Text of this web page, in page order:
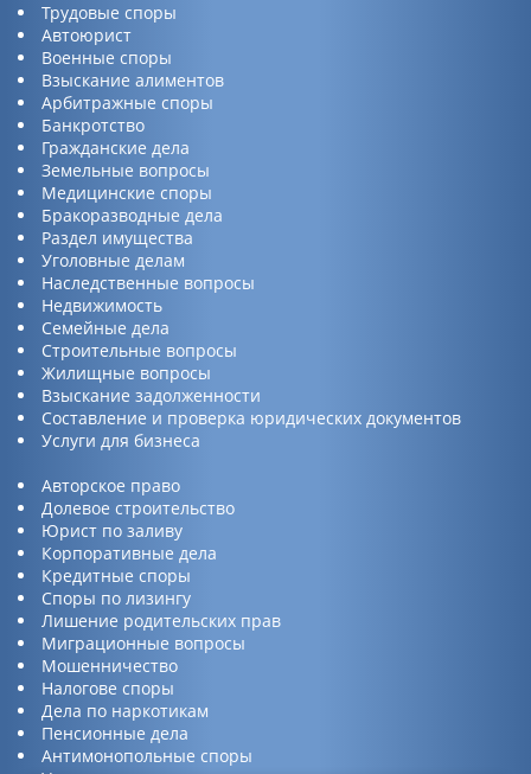
Трудовые споры
Автоюрист
Военные споры
Взыскание алиментов
Арбитражные споры
Банкротство
Гражданские дела
Земельные вопросы
Медицинские споры
Бракоразводные дела
Раздел имущества
Уголовные делам
Наследственные вопросы
Недвижимость
Семейные дела
Строительные вопросы
Жилищные вопросы
Взыскание задолженности
Составление и проверка юридических документов
Услуги для бизнеса
Авторское право
Долевое строительство
Юрист по заливу
Корпоративные дела
Кредитные споры
Споры по лизингу
Лишение родительских прав
Миграционные вопросы
Мошенничество
Налогове споры
Дела по наркотикам
Пенсионные дела
Антимонопольные споры